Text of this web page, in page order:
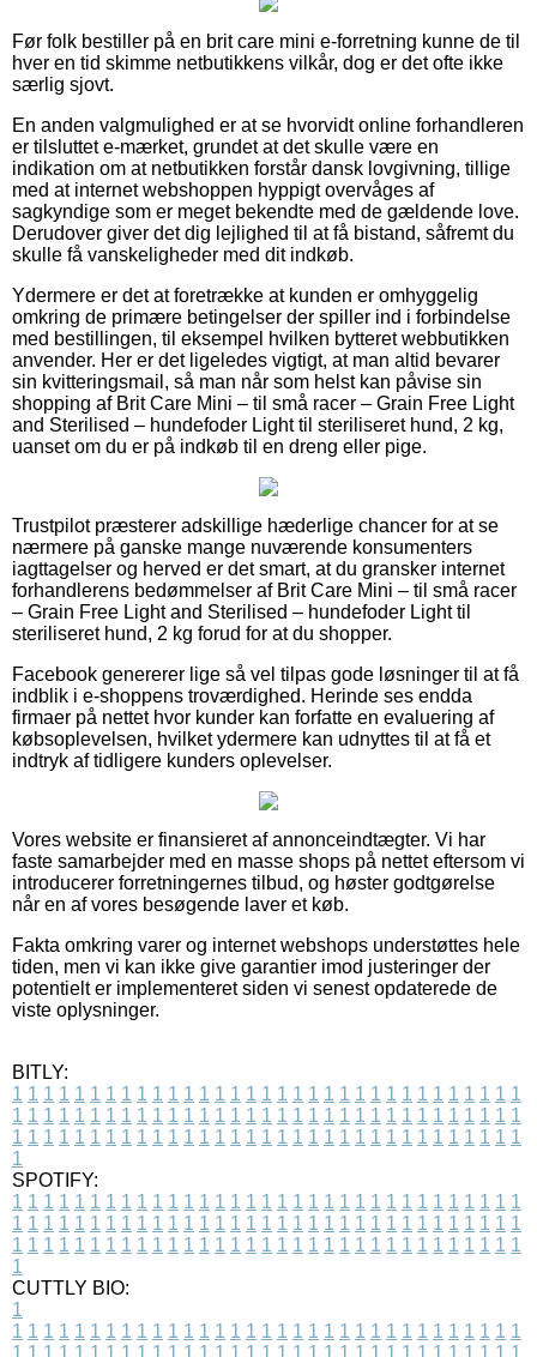
Før folk bestiller på en brit care mini e-forretning kunne de til
hver en tid skimme netbutikkens vilkår, dog er det ofte ikke
særlig sjovt.
En anden valgmulighed er at se hvorvidt online forhandleren
er tilsluttet e-mærket, grundet at det skulle være en
indikation om at netbutikken forstår dansk lovgivning, tillige
med at internet webshoppen hyppigt overvåges af
sagkyndige som er meget bekendte med de gældende love.
Derudover giver det dig lejlighed til at få bistand, såfremt du
skulle få vanskeligheder med dit indkøb.
Ydermere er det at foretrække at kunden er omhyggelig
omkring de primære betingelser der spiller ind i forbindelse
med bestillingen, til eksempel hvilken bytteret webbutikken
anvender. Her er det ligeledes vigtigt, at man altid bevarer
sin kvitteringsmail, så man når som helst kan påvise sin
shopping af Brit Care Mini – til små racer – Grain Free Light
and Sterilised – hundefoder Light til steriliseret hund, 2 kg,
uanset om du er på indkøb til en dreng eller pige.
Trustpilot præsterer adskillige hæderlige chancer for at se
nærmere på ganske mange nuværende konsumenters
iagttagelser og herved er det smart, at du gransker internet
forhandlerens bedømmelser af Brit Care Mini – til små racer
– Grain Free Light and Sterilised – hundefoder Light til
steriliseret hund, 2 kg forud for at du shopper.
Facebook genererer lige så vel tilpas gode løsninger til at få
indblik i e-shoppens troværdighed. Herinde ses endda
firmaer på nettet hvor kunder kan forfatte en evaluering af
købsoplevelsen, hvilket ydermere kan udnyttes til at få et
indtryk af tidligere kunders oplevelser.
Vores website er finansieret af annonceindtægter. Vi har
faste samarbejder med en masse shops på nettet eftersom vi
introducerer forretningernes tilbud, og høster godtgørelse
når en af vores besøgende laver et køb.
Fakta omkring varer og internet webshops understøttes hele
tiden, men vi kan ikke give garantier imod justeringer der
potentielt er implementeret siden vi senest opdaterede de
viste oplysninger.
BITLY:
1 1 1 1 1 1 1 1 1 1 1 1 1 1 1 1 1 1 1 1 1 1 1 1 1 1 1 1 1 1 1 1 1
1 1 1 1 1 1 1 1 1 1 1 1 1 1 1 1 1 1 1 1 1 1 1 1 1 1 1 1 1 1 1 1 1
1 1 1 1 1 1 1 1 1 1 1 1 1 1 1 1 1 1 1 1 1 1 1 1 1 1 1 1 1 1 1 1 1
1
SPOTIFY:
1 1 1 1 1 1 1 1 1 1 1 1 1 1 1 1 1 1 1 1 1 1 1 1 1 1 1 1 1 1 1 1 1
1 1 1 1 1 1 1 1 1 1 1 1 1 1 1 1 1 1 1 1 1 1 1 1 1 1 1 1 1 1 1 1 1
1 1 1 1 1 1 1 1 1 1 1 1 1 1 1 1 1 1 1 1 1 1 1 1 1 1 1 1 1 1 1 1 1
1
CUTTLY BIO:
1
1 1 1 1 1 1 1 1 1 1 1 1 1 1 1 1 1 1 1 1 1 1 1 1 1 1 1 1 1 1 1 1 1
1 1 1 1 1 1 1 1 1 1 1 1 1 1 1 1 1 1 1 1 1 1 1 1 1 1 1 1 1 1 1 1 1